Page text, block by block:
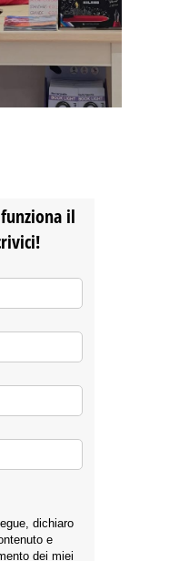
il
dichiaro
e
dei miei